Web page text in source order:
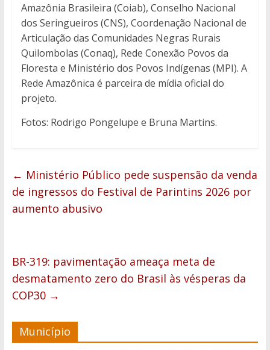
Amazônia Brasileira (Coiab), Conselho Nacional
dos Seringueiros (CNS), Coordenação Nacional de
Articulação das Comunidades Negras Rurais
Quilombolas (Conaq), Rede Conexão Povos da
Floresta e Ministério dos Povos Indígenas (MPI). A
Rede Amazônica é parceira de mídia oficial do
projeto.
Fotos: Rodrigo Pongelupe e Bruna Martins.
← Ministério Público pede suspensão da venda
de ingressos do Festival de Parintins 2026 por
aumento abusivo
BR-319: pavimentação ameaça meta de
desmatamento zero do Brasil às vésperas da
COP30 →
Município